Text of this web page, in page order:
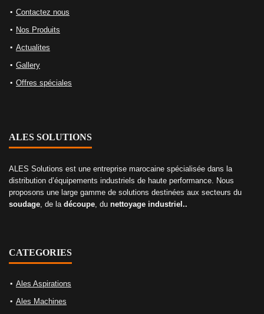
Contactez nous
Nos Produits
Actualites
Gallery
Offres spéciales
ALES SOLUTIONS
ALES Solutions est une entreprise marocaine spécialisée dans la
distribution d’équipements industriels de haute performance. Nous
proposons une large gamme de solutions destinées aux secteurs du
soudage, de la découpe, du nettoyage industriel..
CATEGORIES
Ales Aspirations
Ales Machines